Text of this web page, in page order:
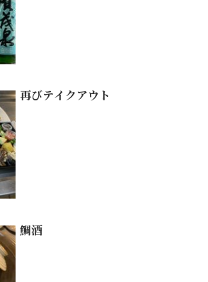
再びテイクアウト
鯛酒